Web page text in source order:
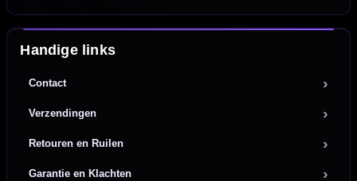
Handige links
Contact
Verzendingen
Retouren en Ruilen
Garantie en Klachten